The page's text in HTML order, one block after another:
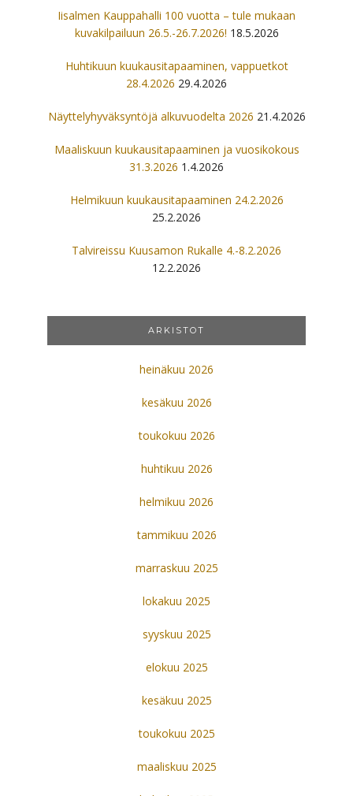
Iisalmen Kauppahalli 100 vuotta – tule mukaan
kuvakilpailuun 26.5.-26.7.2026! 18.5.2026
Huhtikuun kuukausitapaaminen, vappuetkot
28.4.2026 29.4.2026
Näyttelyhyväksyntöjä alkuvuodelta 2026 21.4.2026
Maaliskuun kuukausitapaaminen ja vuosikokous
31.3.2026 1.4.2026
Helmikuun kuukausitapaaminen 24.2.2026
25.2.2026
Talvireissu Kuusamon Rukalle 4.-8.2.2026
12.2.2026
ARKISTOT
heinäkuu 2026
kesäkuu 2026
toukokuu 2026
huhtikuu 2026
helmikuu 2026
tammikuu 2026
marraskuu 2025
lokakuu 2025
syyskuu 2025
elokuu 2025
kesäkuu 2025
toukokuu 2025
maaliskuu 2025